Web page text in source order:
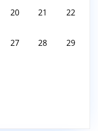
20 21 22
27 28 29